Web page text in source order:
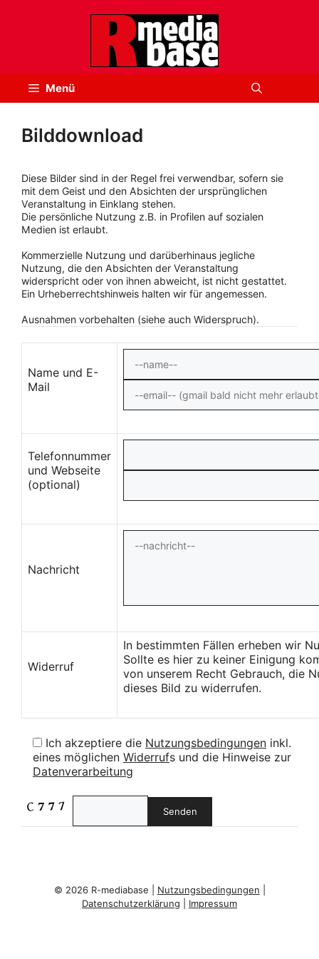
Menü
Bilddownload
Diese Bilder sind in der Regel frei verwendbar, sofern sie
mit dem Geist und den Absichten der ursprünglichen
Veranstaltung in Einklang stehen.
Die persönliche Nutzung z.B. in Profilen auf sozialen
Medien ist erlaubt.
Kommerzielle Nutzung und darüberhinaus jegliche
Nutzung, die den Absichten der Veranstaltung
widerspricht oder von ihnen abweicht, ist nicht gestattet.
Ein Urheberrechtshinweis halten wir für angemessen.
Ausnahmen vorbehalten (siehe auch Widerspruch).
Name und E-
Mail
Telefonnummer
und Webseite
(optional)
Nachricht
Widerruf
In bestimmten Fällen erheben wir
Sollte es hier zu keiner Einigung
von unserem Recht Gebrauch, die
dieses Bild zu widerrufen.
Ich akzeptiere die Nutzungsbedingungen inkl.
eines möglichen Widerrufs und die Hinweise zur
Datenverarbeitung
© 2026 R-mediabase | Nutzungsbedingungen
Datenschutzerklärung
Impressum